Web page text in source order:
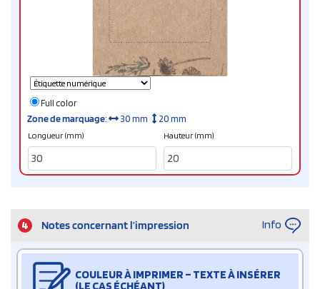
Full color
Zone de marquage: 30 mm 20 mm
Longueur (mm) Hauteur (mm)
4 Notes concernant l’impression Info
COULEUR À IMPRIMER – TEXTE À INSÉRER
(LE CAS ÉCHÉANT)